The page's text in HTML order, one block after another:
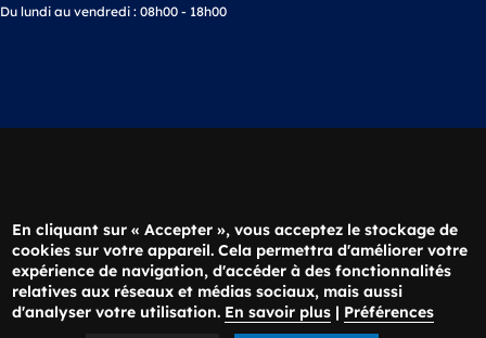
Du lundi au vendredi : 08h00 - 18h00
Nous écrire
En cliquant sur « Accepter », vous acceptez le stockage de
cookies sur votre appareil. Cela permettra d'améliorer votre
expérience de navigation, d'accéder à des fonctionnalités
relatives aux réseaux et médias sociaux, mais aussi
d'analyser votre utilisation. En savoir plus | Préférences